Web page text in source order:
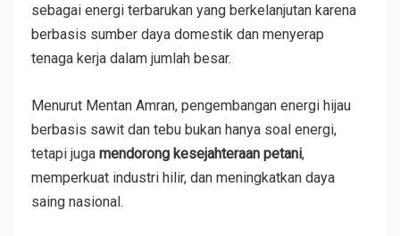
sebagai energi terbarukan yang berkelanjutan karena
berbasis sumber daya domestik dan menyerap
tenaga kerja dalam jumlah besar.
Menurut Mentan Amran, pengembangan energi hijau
berbasis sawit dan tebu bukan hanya soal energi,
tetapi juga mendorong kesejahteraan petani,
memperkuat industri hilir, dan meningkatkan daya
saing nasional.